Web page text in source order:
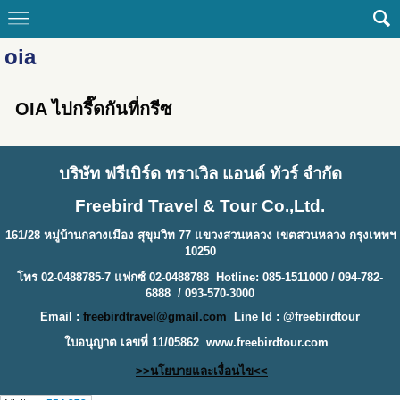
oia
OIA ไปกรี๊ดกันที่กรีซ
บริษัท ฟรีเบิร์ด ทราเวิล แอนด์ ทัวร์ จำกัด
Freebird Travel & Tour Co.,Ltd.
161/28 หมู่บ้านกลางเมือง สุขุมวิท 77 แขวงสวนหลวง เขตสวนหลวง กรุงเทพฯ
10250
โทร 02-0488785-7 แฟกซ์ 02-0488788 Hotline: 085-1511000 / 094-782-
6888 / 093-570-3000
Email : freebirdtravel@gmail.com
Line Id : @freebirdtour
ใบอนุญาต เลขที่ 11/05862 www.freebirdtour.com
>>นโยบายและเงื่อนไข<<